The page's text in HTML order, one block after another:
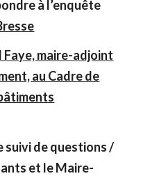
à l’enquête
Faye, maire-adjoint
au Cadre de
suivi de questions /
et le Maire-